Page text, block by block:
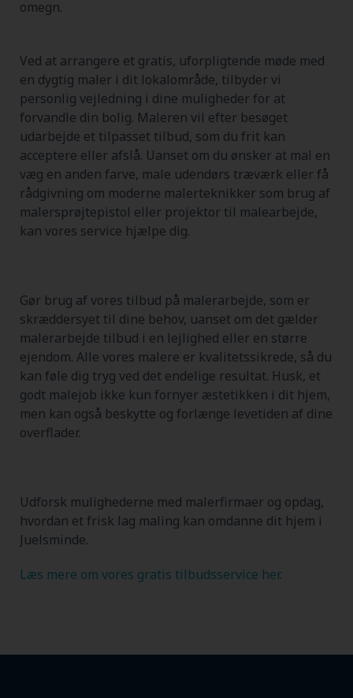
omegn.
Ved at arrangere et gratis, uforpligtende møde med
en dygtig maler i dit lokalområde, tilbyder vi
personlig vejledning i dine muligheder for at
forvandle din bolig. Maleren vil efter besøget
udarbejde et tilpasset tilbud, som du frit kan
acceptere eller afslå. Uanset om du ønsker at mal en
væg en anden farve, male udendørs træværk eller få
rådgivning om moderne malerteknikker som brug af
malersprøjtepistol eller projektor til malearbejde,
kan vores service hjælpe dig.
Gør brug af vores tilbud på malerarbejde, som er
skræddersyet til dine behov, uanset om det gælder
malerarbejde tilbud i en lejlighed eller en større
ejendom. Alle vores malere er kvalitetssikrede, så du
kan føle dig tryg ved det endelige resultat. Husk, et
godt malejob ikke kun fornyer æstetikken i dit hjem,
men kan også beskytte og forlænge levetiden af dine
overflader.
Udforsk mulighederne med malerfirmaer og opdag,
hvordan et frisk lag maling kan omdanne dit hjem i
Juelsminde.
Læs mere om vores gratis tilbudsservice her.